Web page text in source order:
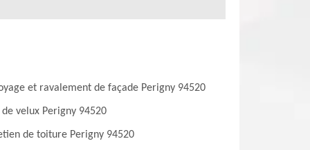
et ravalement de façade Perigny 94520
de velux Perigny 94520
de toiture Perigny 94520